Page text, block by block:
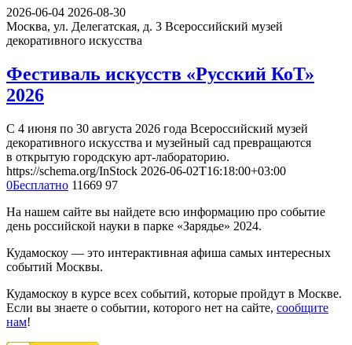
2026-06-04 2026-08-30
Москва, ул. Делегатская, д. 3 Всероссийский музей
декоративного искусства
Фестиваль искусств «Русский КоТ»
2026
С 4 июня по 30 августа 2026 года Всероссийский музей
декоративного искусства и музейный сад превращаются
в открытую городскую арт-лабораторию.
https://schema.org/InStock 2026-06-02T16:18:00+03:00
0Бесплатно 11669 97
На нашем сайте вы найдете всю информацию про событие
день российской науки в парке «Зарядье» 2024.
Кудамоскоу — это интерактивная афиша самых интересных
событий Москвы.
Кудамоскоу в курсе всех событий, которые пройдут в Москве.
Если вы знаете о событии, которого нет на сайте, сообщите
нам!